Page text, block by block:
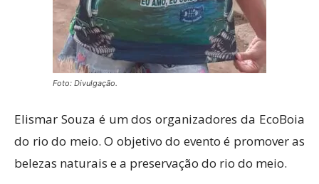
Foto: Divulgação.
Elismar Souza é um dos organizadores da EcoBoia
do rio do meio. O objetivo do evento é promover as
belezas naturais e a preservação do rio do meio.